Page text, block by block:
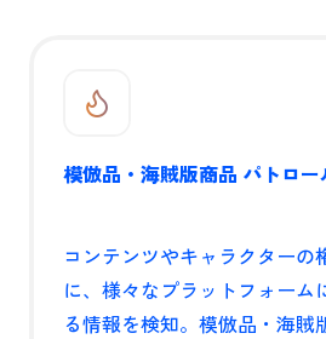
模倣品・海賊版商品 パトロ
コンテンツやキャラクターの
に、様々なプラットフォーム
る情報を検知。模倣品・海賊